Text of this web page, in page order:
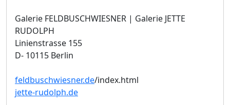
Galerie FELDBUSCHWIESNER | Galerie JETTE
RUDOLPH
Linienstrasse 155
D- 10115 Berlin
feldbuschwiesner.de/index.html
jette-rudolph.de